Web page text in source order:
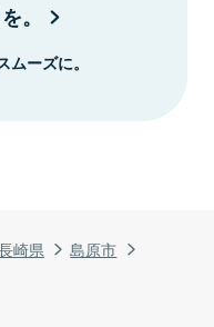
崎県
島原市
。
ーズに。